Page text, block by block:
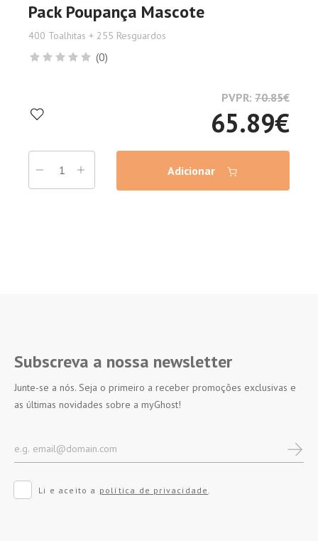
Pack Poupança Mascote
400 Toalhitas + 255 Resguardos
(0)
PVPR: 70.85€
65.89€
Adicionar
Subscreva a nossa newsletter
Junte-se a nós. Seja o primeiro a receber promoções exclusivas e
as últimas novidades sobre a myGhost!
Li e aceito a política de privacidade.